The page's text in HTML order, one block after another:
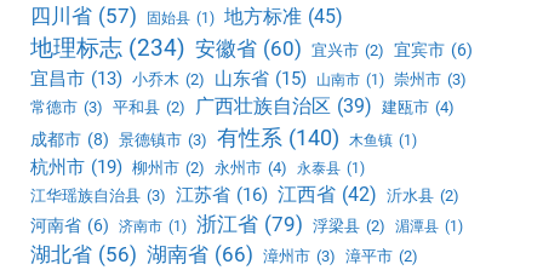
四川省 (57) 固始县 (1) 地方标准 (45)
地理标志 (234) 安徽省 (60) 宜兴市 (2) 宜宾市 (6)
宜昌市 (13) 小乔木 (2) 山东省 (15) 山南市 (1) 崇州市 (3)
常德市 (3) 平和县 (2) 广西壮族自治区 (39) 建瓯市 (4)
成都市 (8) 景德镇市 (3) 有性系 (140) 木鱼镇 (1)
杭州市 (19) 柳州市 (2) 永州市 (4) 永泰县 (1)
江华瑶族自治县 (3) 江苏省 (16) 江西省 (42) 沂水县 (2)
河南省 (6) 济南市 (1) 浙江省 (79) 浮梁县 (2) 湄潭县 (1)
湖北省 (56) 湖南省 (66) 漳州市 (3) 漳平市 (2)